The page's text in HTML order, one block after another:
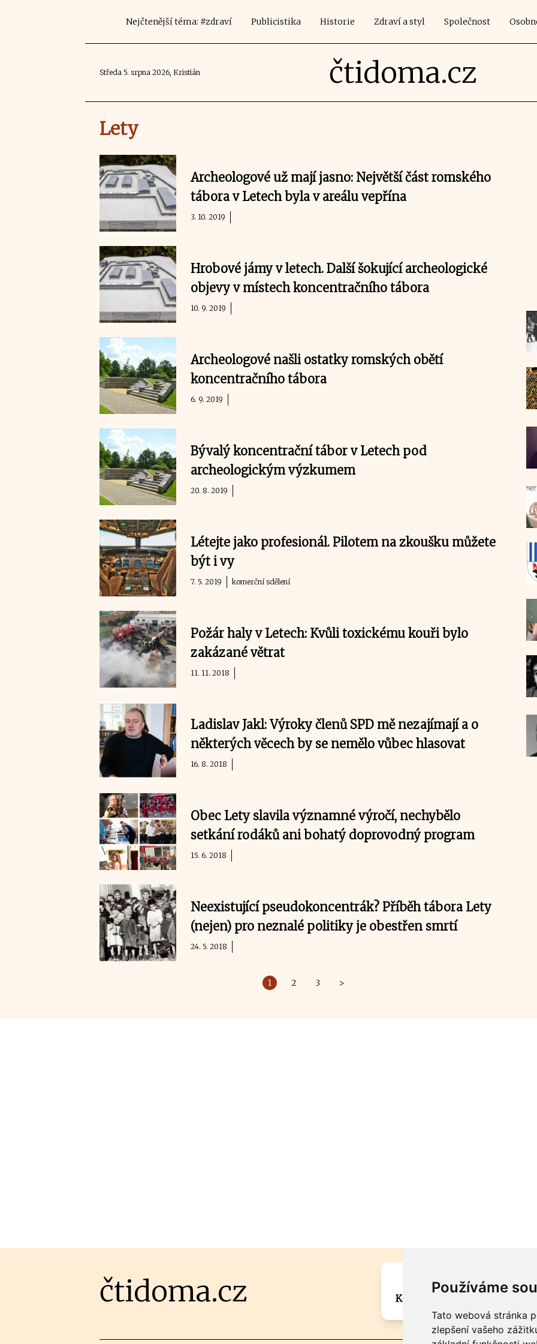
Používáme
Tato webová stránka
zlepšení vašeho
Nejčtenější téma: #zdraví Publicistika Historie Zdraví a styl Společnost
Středa 5. srpna 2026, Kristián čtidoma.cz
Lety
Archeologové už mají jasno: Největší část romského
tábora v Letech byla v areálu vepřína
3. 10. 2019
Hrobové jámy v letech. Další šokující archeologické
objevy v místech koncentračního tábora
10. 9. 2019
Archeologové našli ostatky romských obětí
koncentračního tábora
6. 9. 2019
Bývalý koncentrační tábor v Letech pod
archeologickým výzkumem
20. 8. 2019
Létejte jako profesionál. Pilotem na zkoušku můžete
být i vy
7. 5. 2019 komerční sdělení
Požár haly v Letech: Kvůli toxickému kouři bylo
zakázané větrat
11. 11. 2018
Ladislav Jakl: Výroky členů SPD mě nezajímají a o
některých věcech by se nemělo vůbec hlasovat
16. 8. 2018
Obec Lety slavila významné výročí, nechybělo
setkání rodáků ani bohatý doprovodný program
15. 6. 2018
Neexistující pseudokoncentrák? Příběh tábora Lety
(nejen) pro neznalé politiky je obestřen smrtí
24. 5. 2018
1 2 3 >
čtidoma.cz
Máte zajímavou
Kontaktujte šéfredaktora